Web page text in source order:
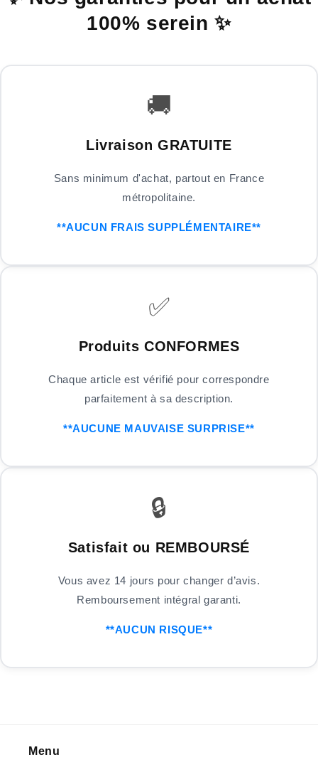
100% serein ✨
🚚
Livraison GRATUITE
Sans minimum d'achat, partout en France
métropolitaine.
**AUCUN FRAIS SUPPLÉMENTAIRE**
✅
Produits CONFORMES
Chaque article est vérifié pour correspondre
parfaitement à sa description.
**AUCUNE MAUVAISE SURPRISE**
🔒
Satisfait ou REMBOURSÉ
Vous avez 14 jours pour changer d’avis.
Remboursement intégral garanti.
**AUCUN RISQUE**
Menu